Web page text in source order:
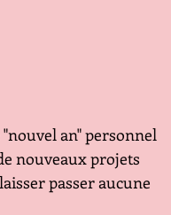
an" personnel
nouveaux projets
passer aucune